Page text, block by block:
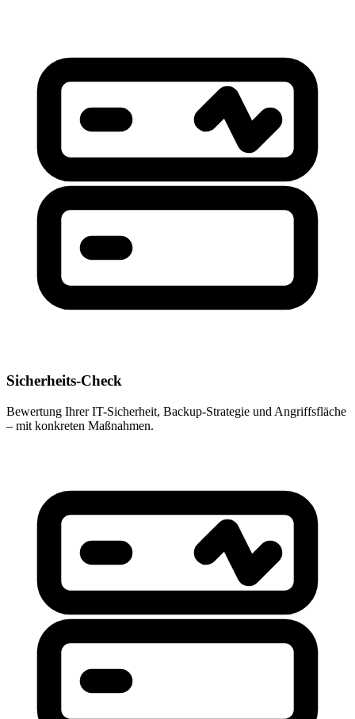
Sicherheits-Check
Bewertung Ihrer IT-Sicherheit, Backup-Strategie und Angriffsfläche
– mit konkreten Maßnahmen.